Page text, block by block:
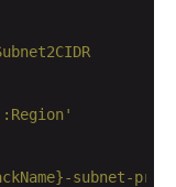
subnet-